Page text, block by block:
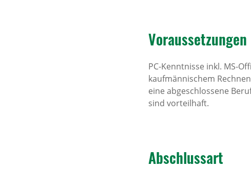
Voraus­set­zungen
PC-Kenntnisse inkl. MS-
kaufmännischem
eine abgeschlossene
sind vorteilhaft.
Abschlussart